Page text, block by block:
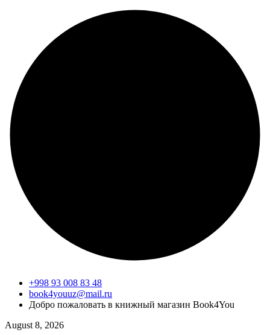
+998 93 008 83 48
book4youuz@mail.ru
Добро пожаловать в книжный магазин Book4You
August 8, 2026